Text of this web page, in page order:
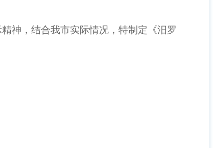
神，结合我市实际情况，特制定《汨罗